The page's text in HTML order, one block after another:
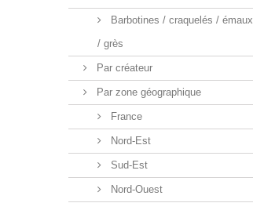
Barbotines / craquelés / émaux
/ grès
Par créateur
Par zone géographique
France
Nord-Est
Sud-Est
Nord-Ouest